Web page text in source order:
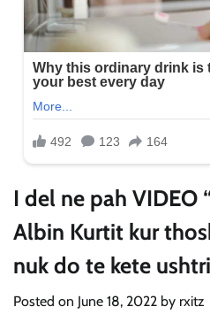
I del ne pah VIDEO
Albin Kurtit kur
nuk do te kete
Posted on June 18, 2022 by rxitz